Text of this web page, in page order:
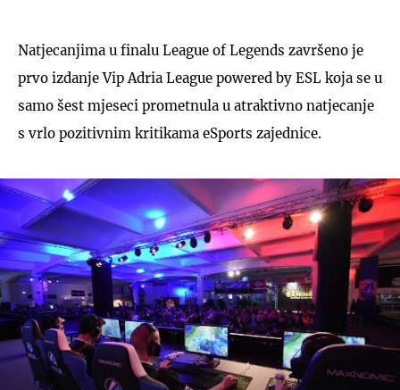
Natjecanjima u finalu League of Legends završeno je
prvo izdanje Vip Adria League powered by ESL koja se u
samo šest mjeseci prometnula u atraktivno natjecanje
s vrlo pozitivnim kritikama eSports zajednice.